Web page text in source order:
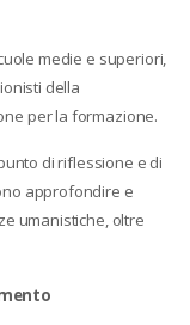
medie e superiori,
della
per la formazione.
di riflessione e di
approfondire e
umanistiche, oltre